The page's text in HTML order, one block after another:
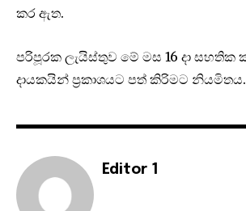
කර ඇත.
පරිපූරක ලැයිස්තුව මේ මස 16 දා සහතික
දායකයින් ප්‍රකාශයට පත් කිරිමට නියමිතය.
Editor 1